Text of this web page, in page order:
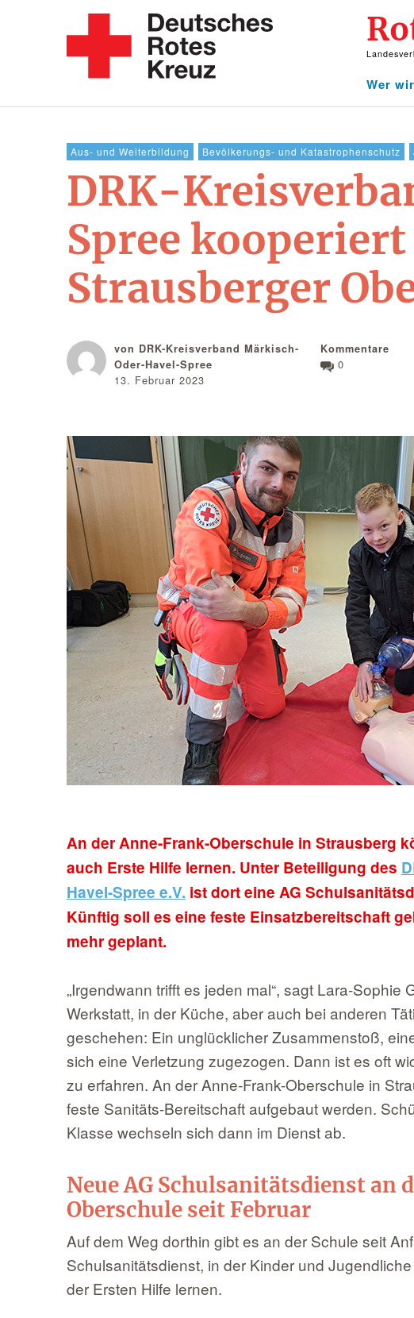
Wer
Aus- und Weiterbildung Bevölkerungs- und Katastrophenschutz
DRK-
Spree
Strausberger
von DRK-Kreisverband Märkisch-
Oder-Havel-Spree
13. Februar 2023
Kommentare
0
An der Anne-Frank-Oberschule in Strausberg
auch Erste Hilfe lernen. Unter Beteiligung des
Havel-Spree e.V. ist dort eine AG
Künftig soll es eine feste Einsatzbereitschaft
mehr geplant.
„Irgendwann trifft es jeden mal“, sagt Lara-Sophie
Werkstatt, in der Küche, aber auch bei anderen
geschehen: Ein unglücklicher Zusammenstoß,
sich eine Verletzung zugezogen. Dann ist es oft
zu erfahren. An der Anne-Frank-Oberschule in
feste Sanitäts-Bereitschaft aufgebaut werden.
Klasse wechseln sich dann im Dienst ab.
Neue AG Schulsanitätsdienst an
Oberschule seit Februar
Auf dem Weg dorthin gibt es an der Schule seit
Schulsanitätsdienst, in der Kinder und
der Ersten Hilfe lernen.